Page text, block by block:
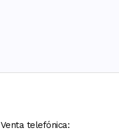
Venta telefónica: